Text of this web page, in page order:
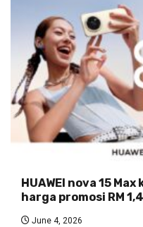
HUAWEI nova 15
harga promosi RM
June 4, 2026